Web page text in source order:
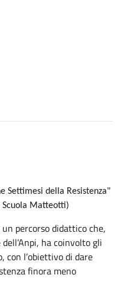
Settimesi della Resistenza"
Scuola Matteotti)
percorso didattico che,
ha coinvolto gli
con l’obiettivo di dare
finora meno